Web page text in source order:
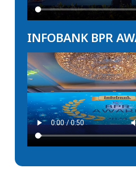
INFOBANK BPR